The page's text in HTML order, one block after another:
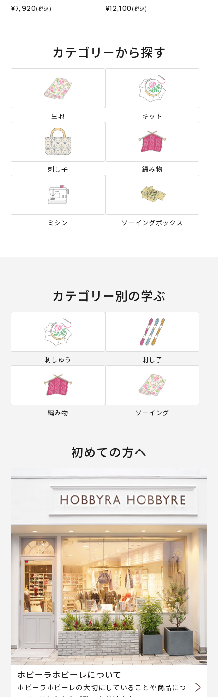
¥7,920 (税込) ¥12,100 (税込)
カテゴリーから探す
生地 キット
刺し子 編み物
ミシン ソーイングボックス
カテゴリー別の学ぶ
刺しゅう 刺し子
編み物 ソーイング
初めての方へ
ホビーラホビーレについて
ホビーラホビーレの大切にしていることや商品につ